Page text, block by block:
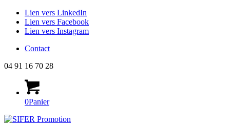
Lien vers LinkedIn
Lien vers Facebook
Lien vers Instagram
Contact
04 91 16 70 28
0Panier